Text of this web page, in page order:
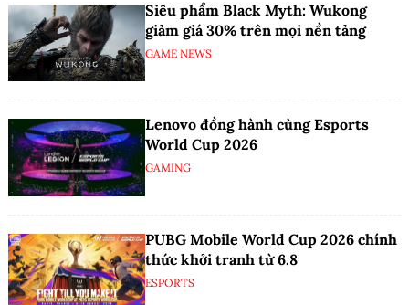
Siêu phẩm Black Myth: Wukong
giảm giá 30% trên mọi nền tảng
GAME NEWS
Lenovo đồng hành cùng Esports
World Cup 2026
GAMING
PUBG Mobile World Cup 2026 chính
thức khởi tranh từ 6.8
ESPORTS